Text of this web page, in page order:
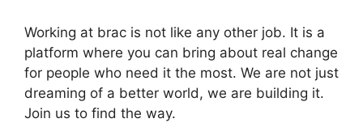
Working at brac is not like any other job. It is a
platform where you can bring about real change
for people who need it the most. We are not just
dreaming of a better world, we are building it.
Join us to find the way.